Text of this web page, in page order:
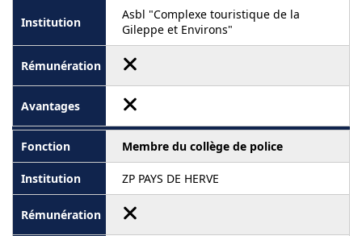
Asbl "Complexe touristique de la
Gileppe et Environs"
Membre du collège de police
ZP PAYS DE HERVE